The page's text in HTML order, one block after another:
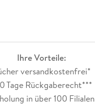
Ihre Vorteile:
versandkostenfrei*
Tage Rückgaberecht***
in über 100 Filialen